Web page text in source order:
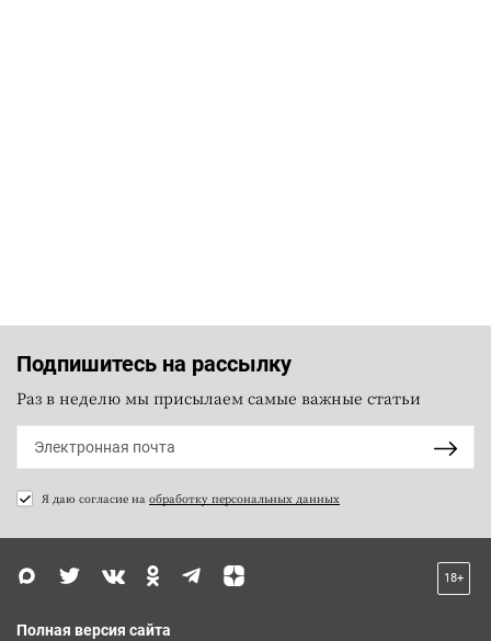
Подпишитесь на рассылку
Раз в неделю мы присылаем самые важные статьи
Я даю согласие на обработку персональных данных
18+
Полная версия сайта